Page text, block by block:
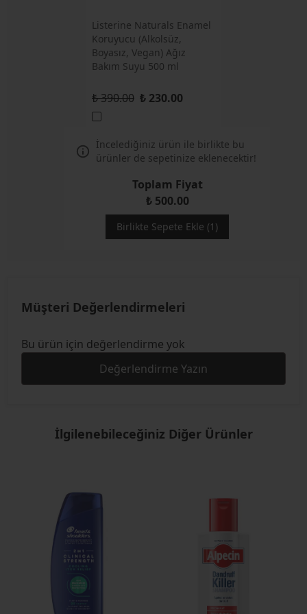
Listerine Naturals Enamel
Koruyucu (Alkolsüz,
Boyasız, Vegan) Ağız
Bakım Suyu 500 ml
₺ 390.00 ₺ 230.00
İncelediğiniz ürün ile birlikte bu
ürünler de sepetinize eklenecektir!
Toplam Fiyat
₺ 500.00
Birlikte Sepete Ekle (1)
Müşteri Değerlendirmeleri
Bu ürün için değerlendirme yok
Değerlendirme Yazın
İlgilenebileceğiniz Diğer Ürünler